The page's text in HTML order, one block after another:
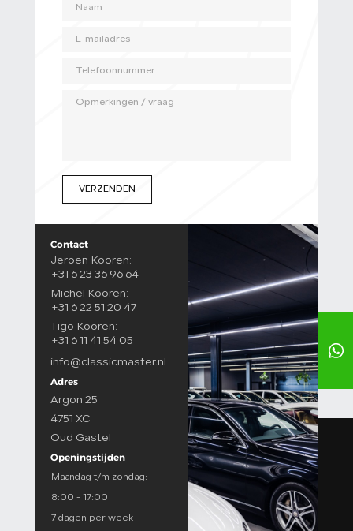
VERZENDEN
Contact
Jeroen Kooren:
+31 6 23 36 96 64
Michel Kooren:
+31 6 22 51 20 47
Tigo Kooren:
+31 6 11 41 54 05
info@classicmaster.nl
Adres
Argon 25
4751 XC
Oud Gastel
Openingstijden
Maandag t/m zondag:
8:00 - 17:00
7 dagen per week